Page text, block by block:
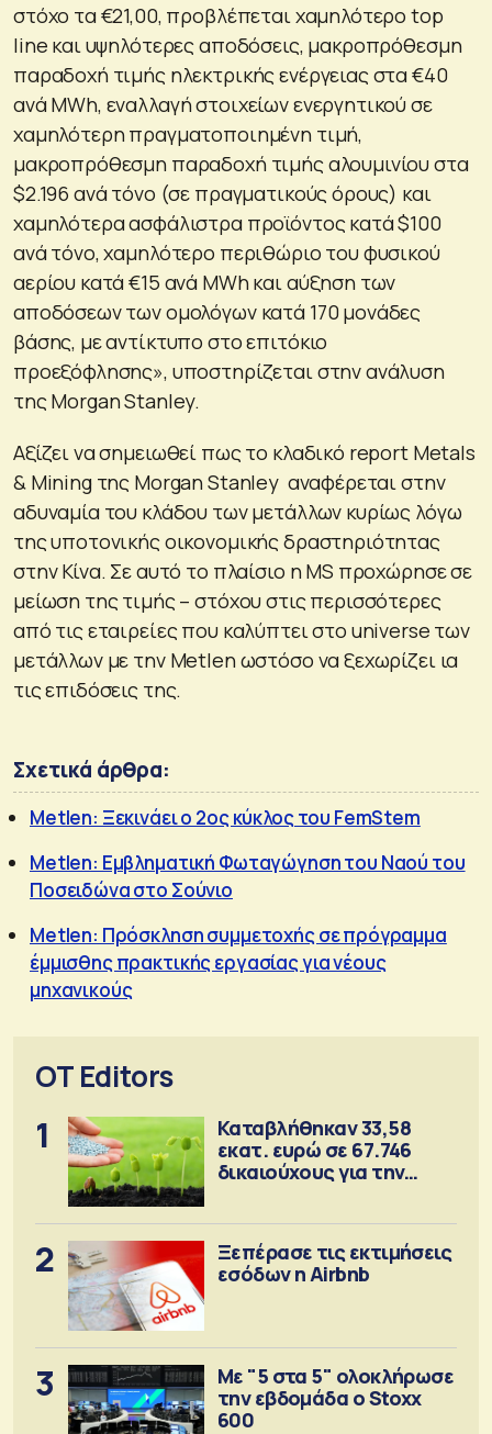
στόχο τα €21,00, προβλέπεται χαμηλότερο top
line και υψηλότερες αποδόσεις, μακροπρόθεσμη
παραδοχή τιμής ηλεκτρικής ενέργειας στα €40
ανά MWh, εναλλαγή στοιχείων ενεργητικού σε
χαμηλότερη πραγματοποιημένη τιμή,
μακροπρόθεσμη παραδοχή τιμής αλουμινίου στα
$2.196 ανά τόνο (σε πραγματικούς όρους) και
χαμηλότερα ασφάλιστρα προϊόντος κατά $100
ανά τόνο, χαμηλότερο περιθώριο του φυσικού
αερίου κατά €15 ανά MWh και αύξηση των
αποδόσεων των ομολόγων κατά 170 μονάδες
βάσης, με αντίκτυπο στο επιτόκιο
προεξόφλησης», υποστηρίζεται στην ανάλυση
της Morgan Stanley.
Αξίζει να σημειωθεί πως το κλαδικό report Metals
& Mining της Morgan Stanley αναφέρεται στην
αδυναμία του κλάδου των μετάλλων κυρίως λόγω
της υποτονικής οικονομικής δραστηριότητας
στην Κίνα. Σε αυτό το πλαίσιο η MS προχώρησε σε
μείωση της τιμής – στόχου στις περισσότερες
από τις εταιρείες που καλύπτει στο universe των
μετάλλων με την Metlen ωστόσο να ξεχωρίζει ια
τις επιδόσεις της.
Σχετικά άρθρα:
Metlen: Ξεκινάει ο 2ος κύκλος του FemStem
Metlen: Εμβληματική Φωταγώγηση του Ναού του
Ποσειδώνα στο Σούνιο
Metlen: Πρόσκληση συμμετοχής σε πρόγραμμα
έμμισθης πρακτικής εργασίας για νέους
μηχανικούς
OT Editors
1
Καταβλήθηκαν 33,58
εκατ. ευρώ σε 67.746
δικαιούχους για την
2
Ξεπέρασε τις εκτιμήσεις
εσόδων η Airbnb
3
Με "5 στα 5" ολοκλήρωσε
την εβδομάδα ο Stoxx
600